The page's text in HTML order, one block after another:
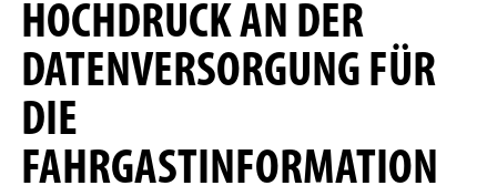
HOCHDRUCK AN DER
DATENVERSORGUNG FÜR
DIE
FAHRGASTINFORMATION